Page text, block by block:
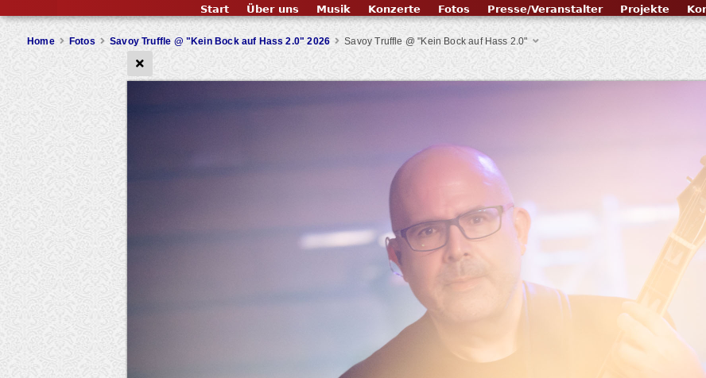
Home Fotos Savoy Truffle @ "Kein Bock auf Hass 2.0" 2026 Savoy Truffle @ "Kein Bock auf Hass 2.0"
Start Über uns Musik Konzerte Fotos Presse/Veranstalter Projekte